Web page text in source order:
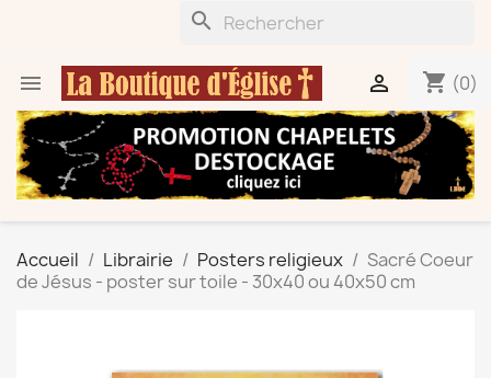
search
 shopping_cart (0)

Accueil Librairie Posters religieux
Sacré Coeur
de Jésus - poster sur toile - 30x40 ou 40x50 cm